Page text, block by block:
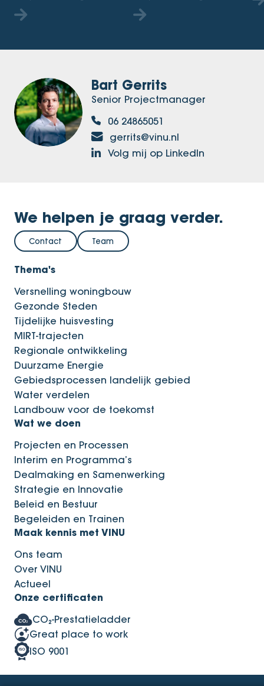
Bart Gerrits
Senior Projectmanager
06 24865051
gerrits@vinu.nl
Volg mij op LinkedIn
We helpen je graag verder.
Contact Team
Thema's
Versnelling woningbouw
Gezonde Steden
Tijdelijke huisvesting
MIRT-trajecten
Regionale ontwikkeling
Duurzame Energie
Gebiedsprocessen landelijk gebied
Water verdelen
Landbouw voor de toekomst
Wat we doen
Projecten en Processen
Interim en Programma’s
Dealmaking en Samenwerking
Strategie en Innovatie
Beleid en Bestuur
Begeleiden en Trainen
Maak kennis met VINU
Ons team
Over VINU
Actueel
Onze certificaten
CO₂-Prestatieladder
Great place to work
ISO 9001